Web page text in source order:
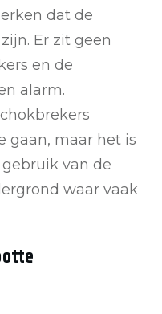
dat de
Er zit geen
en de
alarm.
gaan, maar het is
van de
waar vaak